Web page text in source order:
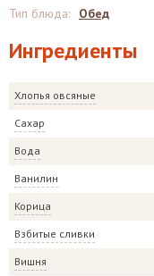
Ингредиенты
Хлопья овсяные
Сахар
Вода
Ванилин
Корица
Взбитые сливки
Вишня
Тип блюда: Обед